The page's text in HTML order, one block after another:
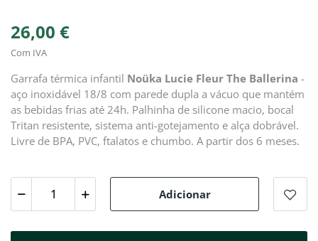
26,00 €
Com IVA
Garrafa térmica infantil Noüka Lucie Fleur The Ballerina -
aço inoxidável 18/8 com parede dupla a vácuo que mantém
as bebidas frias até 24h. Palhinha de silicone macio, bocal
Tritan resistente, sistema anti-gotejamento e alça dobrável.
Livre de BPA, PVC, ftalatos e chumbo. A partir dos 6 meses.
Adicionar